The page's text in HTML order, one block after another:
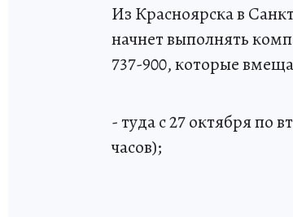
Из Красноярска в
начнет выполнять
737-900, которые
- туда с 27 октября по
часов);